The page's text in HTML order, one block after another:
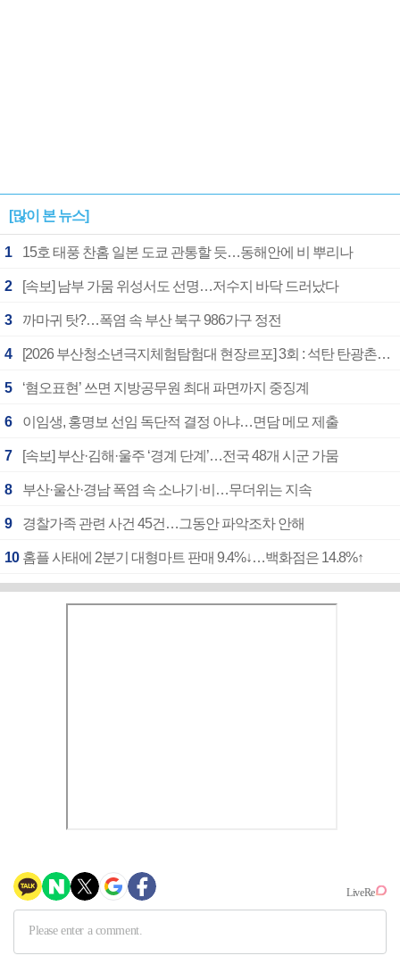
[많이 본 뉴스]
1 15호 태풍 찬홈 일본 도쿄 관통할 듯…동해안에 비 뿌리나
2 [속보] 남부 가뭄 위성서도 선명…저수지 바닥 드러났다
3 까마귀 탓?…폭염 속 부산 북구 986가구 정전
4 [2026 부산청소년극지체험탐험대 현장르포] 3회 : 석탄 탄광촌에서 북극 연구의 중심지로
5 ‘혐오표현’ 쓰면 지방공무원 최대 파면까지 중징계
6 이임생, 홍명보 선임 독단적 결정 아냐…면담 메모 제출
7 [속보] 부산·김해·울주 ‘경계 단계’…전국 48개 시군 가뭄
8 부산·울산·경남 폭염 속 소나기·비…무더위는 지속
9 경찰가족 관련 사건 45건…그동안 파악조차 안해
10 홈플 사태에 2분기 대형마트 판매 9.4%↓…백화점은 14.8%↑